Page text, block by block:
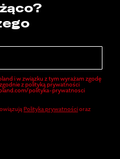
i w związku z tym wyrażam zgodę
z polityką prywatności
polityka-prywatnosci
Polityka prywatnościoraz